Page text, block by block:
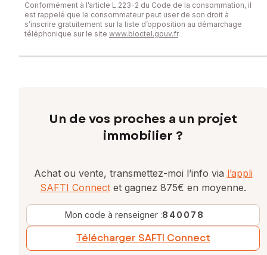
Conformément à l’article L.223-2 du Code de la consommation, il
est rappelé que le consommateur peut user de son droit à
s’inscrire gratuitement sur la liste d’opposition au démarchage
téléphonique sur le site www.bloctel.gouv.fr.
Un de vos proches a un projet
immobilier ?
Achat ou vente, transmettez-moi l’info via l’appli
SAFTI Connect et gagnez 875€ en moyenne.
Mon code à renseigner :840078
Télécharger SAFTI Connect